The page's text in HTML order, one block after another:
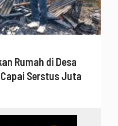
Rumah di Desa
Serstus Juta